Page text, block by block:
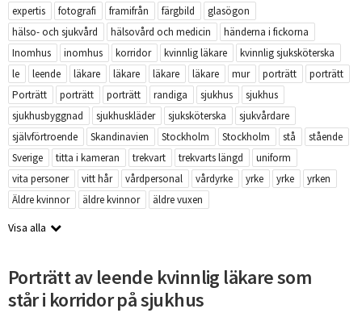
expertis
fotografi framifrån färgbild
glasögon
hälso- och sjukvård
hälsovård och medicin
händerna i fickorna
Inomhus
inomhus korridor kvinnlig läkare
kvinnlig sjuksköterska
le
leende läkare läkare läkare läkare mur porträtt
porträtt
Porträtt
porträtt porträtt randiga sjukhus
sjukhus
sjukhusbyggnad
sjukhuskläder sjuksköterska
sjukvårdare
självförtroende
Skandinavien Stockholm Stockholm stå
stående
Sverige
titta i kameran trekvart trekvarts längd
uniform
vita personer
vitt hår vårdpersonal vårdyrke yrke yrke
yrken
Äldre kvinnor
äldre kvinnor äldre vuxen
Visa alla
Porträtt av leende kvinnlig läkare som
står i korridor på sjukhus